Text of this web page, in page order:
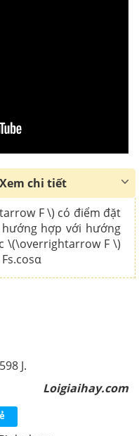
chi tiết
F \) có điểm đặt
hợp với hướng
\(\overrightarrow F \)
α
J.
Loigiaihay.com